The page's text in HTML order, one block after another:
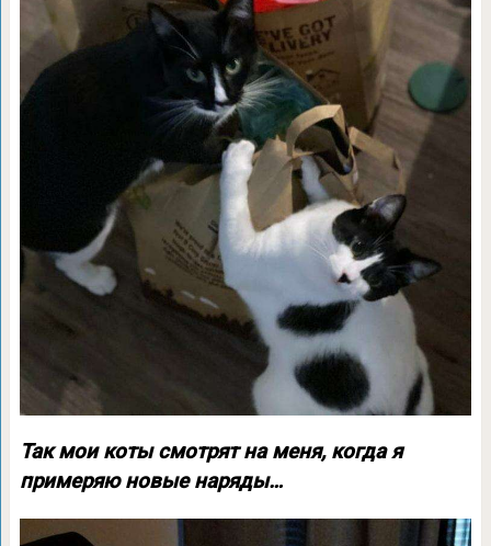
Так мои коты смотрят на меня, когда я
примеряю новые наряды…